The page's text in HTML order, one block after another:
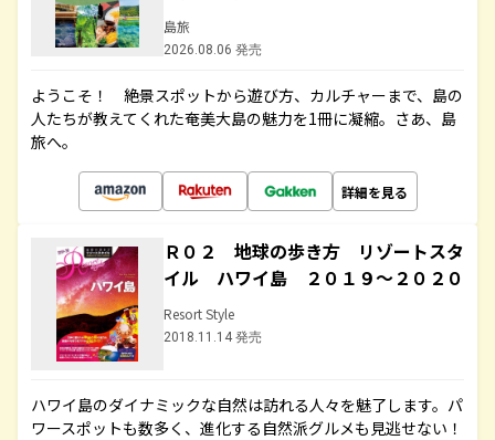
島旅
2026.08.06 発売
ようこそ！ 絶景スポットから遊び方、カルチャーまで、島の
人たちが教えてくれた奄美大島の魅力を1冊に凝縮。さあ、島
旅へ。
詳細を見る
Ｒ０２ 地球の歩き方 リゾートスタ
イル ハワイ島 ２０１９～２０２０
Resort Style
2018.11.14 発売
ハワイ島のダイナミックな自然は訪れる人々を魅了します。パ
ワースポットも数多く、進化する自然派グルメも見逃せない！